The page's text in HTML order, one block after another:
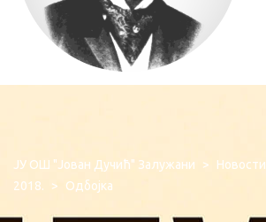
ЈУ ОШ "Јован Дучић" Залужани > Новости
2018.
> Одбојка